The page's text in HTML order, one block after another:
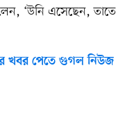
‘উনি এসেছেন,
খবর পেতে গুগল নিউজ